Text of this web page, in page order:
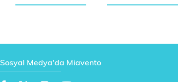
Sosyal Medya'da Miavento